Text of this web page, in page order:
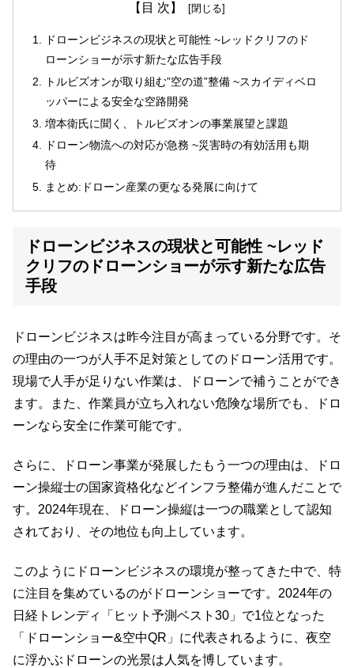
【目 次】
ドローンビジネスの現状と可能性 ~レッドクリフのド
ローンショーが示す新たな広告手段
トルビズオンが取り組む”空の道”整備 ~スカイディベロ
ッパーによる安全な空路開発
増本衛氏に聞く、トルビズオンの事業展望と課題
ドローン物流への対応が急務 ~災害時の有効活用も期
待
まとめ:ドローン産業の更なる発展に向けて
ドローンビジネスの現状と可能性 ~レッド
クリフのドローンショーが示す新たな広告
手段
ドローンビジネスは昨今注目が高まっている分野です。そ
の理由の一つが人手不足対策としてのドローン活用です。
現場で人手が足りない作業は、ドローンで補うことができ
ます。また、作業員が立ち入れない危険な場所でも、ドロ
ーンなら安全に作業可能です。
さらに、ドローン事業が発展したもう一つの理由は、ドロ
ーン操縦士の国家資格化などインフラ整備が進んだことで
す。2024年現在、ドローン操縦は一つの職業として認知
されており、その地位も向上しています。
このようにドローンビジネスの環境が整ってきた中で、特
に注目を集めているのがドローンショーです。2024年の
日経トレンディ「ヒット予測ベスト30」で1位となった
「ドローンショー&空中QR」に代表されるように、夜空
に浮かぶドローンの光景は人気を博しています。